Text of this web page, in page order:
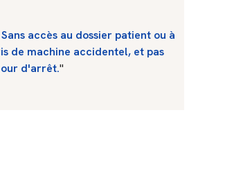
accès au dossier patient ou à
de machine accidentel, et pas
d'arrêt."